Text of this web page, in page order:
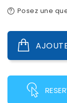
Posez une